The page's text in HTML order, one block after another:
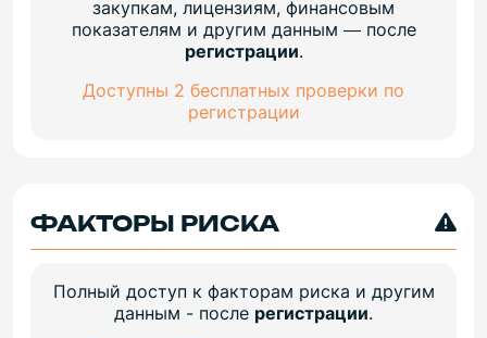
закупкам, лицензиям, финансовым
показателям и другим данным — после
регистрации.
Доступны 2 бесплатных проверки по
регистрации
ФАКТОРЫ РИСКА
Полный доступ к факторам риска и другим
данным - после регистрации.